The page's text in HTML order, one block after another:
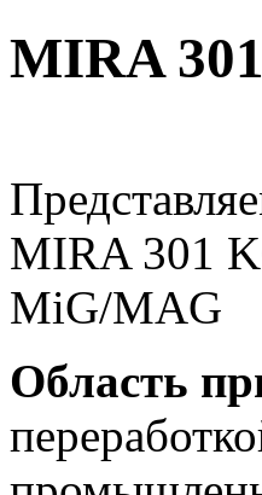
MIRA
MIRA 301
MiG/MAG
Область